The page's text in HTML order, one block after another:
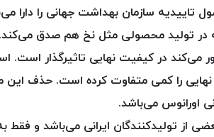
سازمان بهداشت جهانی را دارا
در تولید محصولی مثل نخ هم صدق
می‌کند در کیفیت نهایی تاثیرگذار است.
نهایی را کمی متفاوت کرده است. حذف
اورانوس می‌باشد.
از تولیدکنندگان ایرانی می‌باشد و